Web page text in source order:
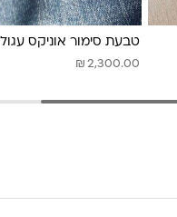
טבעת סימור אוניקס עגול
₪ 2,300.00